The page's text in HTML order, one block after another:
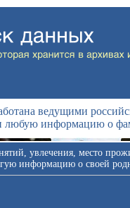
ведущими
любую информацию о
увлечения, место
информацию о своей